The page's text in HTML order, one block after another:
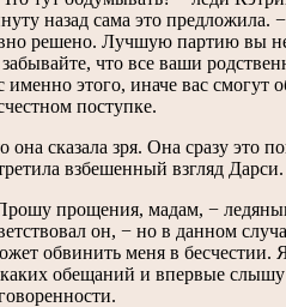
назад сама это предложила.
решено. Лучшую партию вы
что все ваши
именно этого, иначе вас смогут
поступке.
она сказала зря. Она сразу это
взбешенный взгляд Дарси.
прощения, мадам, −
он, − но в данном
обвинить меня в бесчестии.
обещаний и впервые слышу